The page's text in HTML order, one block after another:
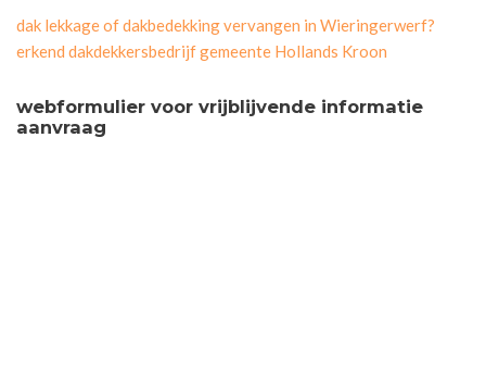
dak lekkage of dakbedekking vervangen in Wieringerwerf?
erkend dakdekkersbedrijf gemeente Hollands Kroon
webformulier voor vrijblijvende informatie
aanvraag